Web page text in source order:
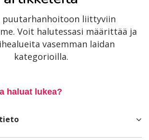
puutarhanhoitoon liittyviin
Voit halutessasi määrittää ja
vasemman laidan
kategorioilla.
haluat lukea?